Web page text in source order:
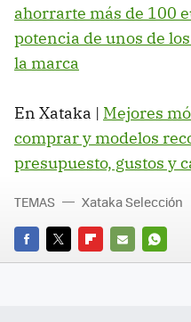
ahorrarte más de 100
potencia de unos de
la marca
En Xataka | Mejores
comprar y modelos
presupuesto, gustos y
FACEBOOK
TWITTERFLIPBOARD
E-
TEMAS Xataka Selección